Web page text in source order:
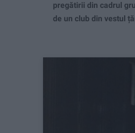
pregătirii din cadrul
de un club din vestul